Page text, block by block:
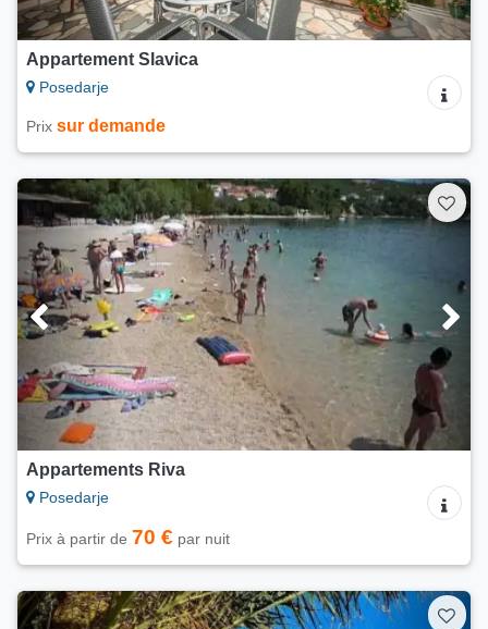
Appartement Slavica
Posedarje
Prix sur demande
Appartements Riva
Posedarje
Prix à partir de 70 € par nuit